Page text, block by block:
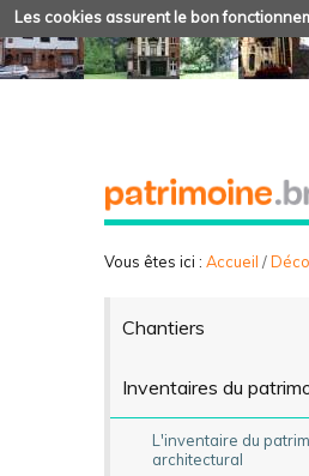
Les cookies assurent le bon
Vous êtes ici : Accueil /
Chantiers
Inventaires du
L'inventaire du
architectural